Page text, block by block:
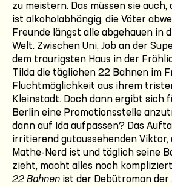
zu meistern. Das müssen sie
ist alkoholabhängig, die Väter
Freunde längst alle abgehauen in
Welt. Zwischen Uni, Job an der
dem traurigsten Haus in der
Tilda die täglichen 22 Bahnen im
Fluchtmöglichkeit aus ihrem
Kleinstadt. Doch dann ergibt sich
Berlin eine Promotionsstelle
dann auf Ida aufpassen? Das
irritierend gutaussehenden Viktor,
Mathe-Nerd ist und täglich seine
zieht, macht alles noch
22 Bahnen ist der Debütroman